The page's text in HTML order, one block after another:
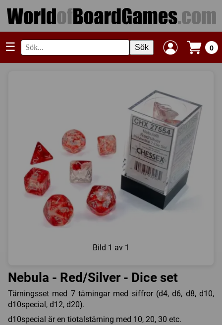
☰ Sök 0
Bild 1 av 1
Nebula - Red/Silver - Dice set
Tärningsset med 7 tärningar med siffror (d4, d6, d8, d10,
d10special, d12, d20).
d10special är en tiotalstärning med 10, 20, 30 etc.